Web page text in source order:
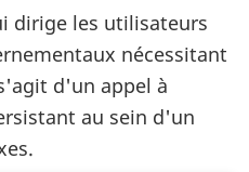
dirige les utilisateurs
nécessitant
d'un appel à
au sein d'un